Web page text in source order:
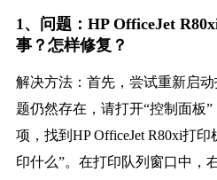
1、问题：HP OfficeJet
事？怎样修复？
解决方法：首先，尝试重新启
题仍然存在，请打开“控制面板
项，找到HP OfficeJet R80xi打
印什么”。在打印队列窗口中，